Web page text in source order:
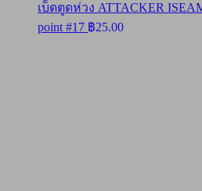
เบ็ดตูดห่วง ATTACKER
point #17 ฿25.00